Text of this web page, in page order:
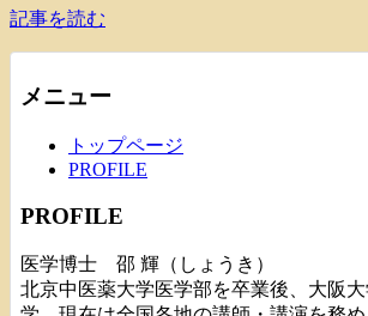
記事を読む
メニュー
トップページ
PROFILE
PROFILE
医学博士 邵 輝（しょうき）
北京中医薬大学医学部を卒業後、大阪